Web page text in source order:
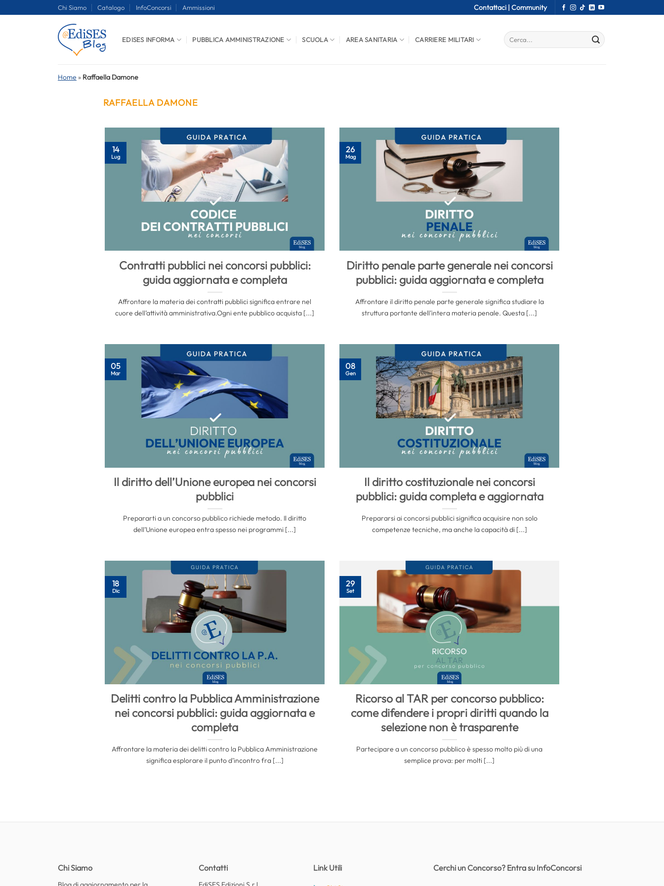
Chi Siamo Catalogo InfoConcorsi Ammissioni Contattaci | Community
EDISES INFORMA PUBBLICA AMMINISTRAZIONE SCUOLA AREA SANITARIA CARRIERE MILITARI
Home » Raffaella Damone
RAFFAELLA DAMONE
Contratti pubblici nei concorsi pubblici:
guida aggiornata e completa
Affrontare la materia dei contratti pubblici significa entrare nel
cuore dell’attività amministrativa.Ogni ente pubblico acquista [...]
14
Lug
Diritto penale parte generale nei concorsi
pubblici: guida aggiornata e completa
Affrontare il diritto penale parte generale significa studiare la
struttura portante dell’intera materia penale. Questa [...]
26
Mag
Il diritto dell’Unione europea nei concorsi
pubblici
Prepararti a un concorso pubblico richiede metodo. Il diritto
dell’Unione europea entra spesso nei programmi [...]
05
Mar
Il diritto costituzionale nei concorsi
pubblici: guida completa e aggiornata
Prepararsi ai concorsi pubblici significa acquisire non solo
competenze tecniche, ma anche la capacità di [...]
08
Gen
Delitti contro la Pubblica Amministrazione
nei concorsi pubblici: guida aggiornata e
completa
Affrontare la materia dei delitti contro la Pubblica Amministrazione
significa esplorare il punto d’incontro fra [...]
18
Dic
Ricorso al TAR per concorso pubblico:
come difendere i propri diritti quando la
selezione non è trasparente
Partecipare a un concorso pubblico è spesso molto più di una
semplice prova: per molti [...]
29
Set
Chi Siamo Contatti Link Utili Cerchi un Concorso? Entra su InfoConcorsi